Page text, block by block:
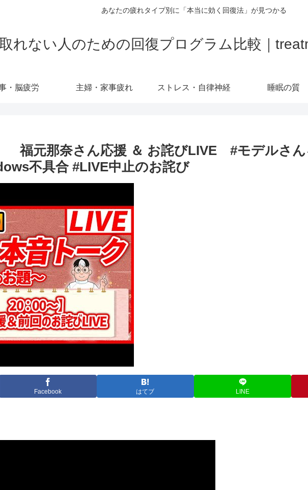
あなたの疲れタイプ別に「本当に効く回復法」が見つかる
れない人のための回復プログラム比較｜
・脳疲労 主婦・家事疲れ ストレス・自律神経 睡眠の質
】 福元那奈さん応援 ＆ お詫びLIVE #モデルさ
不具合 #LIVE中止のお詫び
Facebook はてブ LINE